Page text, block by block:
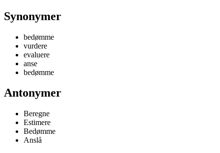
Synonymer
bedømme
vurdere
evaluere
anse
bedømme
Antonymer
Beregne
Estimere
Bedømme
Anslå